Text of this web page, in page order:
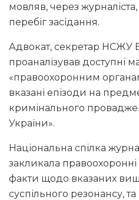
мовляв, через
перебіг засідання.
Адвокат, секретар НСЖУ
проаналізував доступні
«правоохоронним
вказані епізоди на
кримінального
України».
Національна спілка
закликала
факти щодо вказаних
суспільного резонансу,